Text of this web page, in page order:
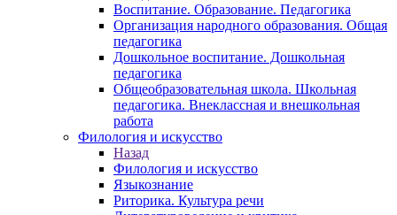
Воспитание. Образование. Педагогика
Организация народного образования. Общая
педагогика
Дошкольное воспитание. Дошкольная
педагогика
Общеобразовательная школа. Школьная
педагогика. Внеклассная и внешкольная
работа
Филология и искусство
Назад
Филология и искусство
Языкознание
Риторика. Культура речи